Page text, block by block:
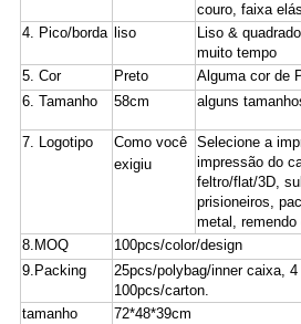
couro, faixa
4. Pico/borda liso
Liso &
muito tempo
5. Cor Preto
Alguma cor de
6. Tamanho 58cm alguns
7. Logotipo
Como você
exigiu
Selecione a
impressão do
feltro/flat/3D,
prisioneiros,
metal, remendo
8.MOQ
100pcs/color/design
9.Packing
25pcs/polybag/inner caixa,
100pcs/carton.
tamanho
72*48*39cm